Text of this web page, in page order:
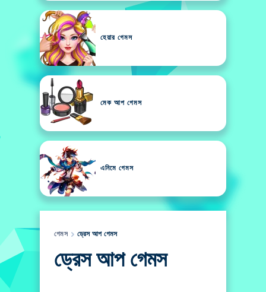
হেয়ার গেমস
মেক আপ গেমস
এনিমে গেমস
গেমস ড্রেস আপ গেমস
ড্রেস আপ গেমস